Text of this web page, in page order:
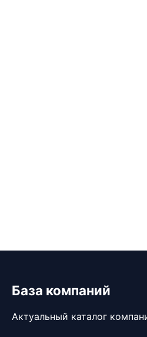
База компаний
Актуальный каталог